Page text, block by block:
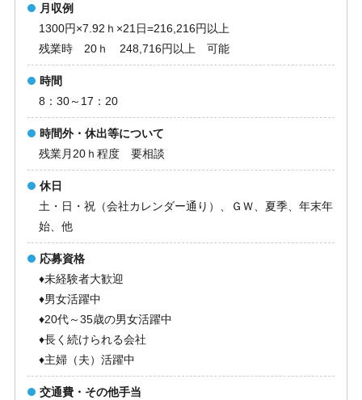
月収例
1300円×7.92ｈ×21日=216,216円以上
残業時 20ｈ 248,716円以上 可能
時間
8：30～17：20
時間外・休出等について
残業月20ｈ程度 要相談
休日
土・日・祝（会社カレンダー通り）、ＧＷ、夏季、年末年
始、他
応募資格
♦未経験者大歓迎
♦男女活躍中
♦20代～35歳の男女活躍中
♦長く続けられる会社
♦主婦（夫）活躍中
交通費・その他手当